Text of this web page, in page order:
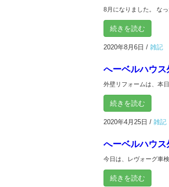
8月になりました。 な
続きを読む
2020年8月6日 / 雑記
へーベルハウ
外壁リフォームは、本
続きを読む
2020年4月25日 / 雑記
へーベルハウ
今日は、レヴォーグ車
続きを読む